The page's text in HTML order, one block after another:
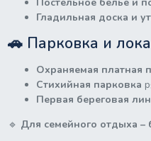
Гладильная доска и
🚗 Парковка и
Охраняемая платная
Стихийная парковка
Первая береговая
🔹 Для семейного отдыха